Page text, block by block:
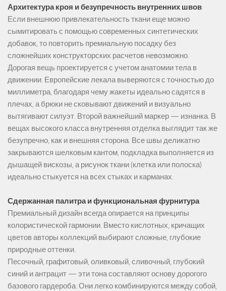
Архитектура кроя и безупречность внутренних швов
Если внешнюю привлекательность ткани еще можно
сымитировать с помощью современных синтетических
добавок, то повторить премиальную посадку без
сложнейших конструкторских расчетов невозможно.
Дорогая вещь проектируется с учетом анатомии тела в
движении. Европейские лекала выверяются с точностью до
миллиметра, благодаря чему жакеты идеально садятся в
плечах, а брюки не сковывают движений и визуально
вытягивают силуэт. Второй важнейший маркер — изнанка. В
вещах высокого класса внутренняя отделка выглядит так же
безупречно, как и внешняя сторона. Все швы деликатно
закрываются шелковым кантом, подкладка выполняется из
дышащей вискозы, а рисунок ткани (клетка или полоска)
идеально стыкуется на всех стыках и карманах.
Сдержанная палитра и функциональная фурнитура
Премиальный дизайн всегда опирается на принципы
колористической гармонии. Вместо кислотных, кричащих
цветов авторы коллекций выбирают сложные, глубокие
природные оттенки.
Песочный, графитовый, оливковый, сливочный, глубокий
синий и антрацит — эти тона составляют основу дорогого
базового гардероба. Они легко комбинируются между собой,